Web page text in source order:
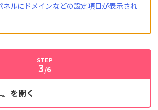
ネルにドメインなどの設定項目が表示され
STEP
3/6
を開く